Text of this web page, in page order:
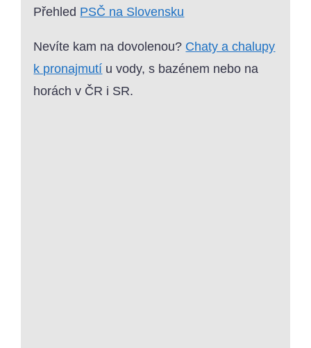
Přehled PSČ na Slovensku
Nevíte kam na dovolenou? Chaty a chalupy
k pronajmutí u vody, s bazénem nebo na
horách v ČR i SR.